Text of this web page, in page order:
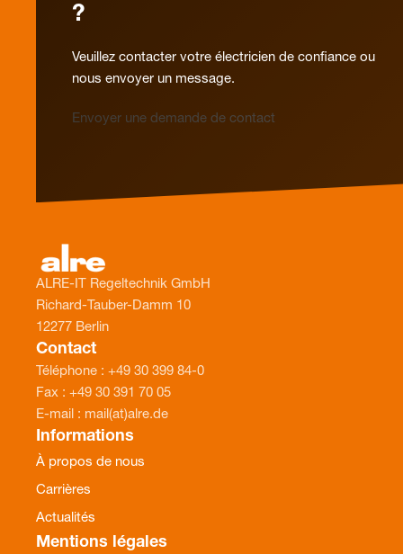
?
Veuillez contacter votre électricien de confiance ou
nous envoyer un message.
Envoyer une demande de contact
ALRE-IT Regeltechnik GmbH
Richard-Tauber-Damm 10
12277 Berlin
Contact
Téléphone : +49 30 399 84-0
Fax : +49 30 391 70 05
E-mail : mail(at)alre.de
Informations
À propos de nous
Carrières
Actualités
Mentions légales